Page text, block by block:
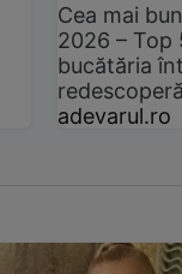
Cea mai
2026 –
bucătăria
adevarul.ro